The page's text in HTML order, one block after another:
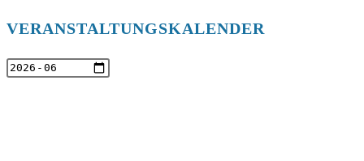
VERANSTALTUNGSKALENDER